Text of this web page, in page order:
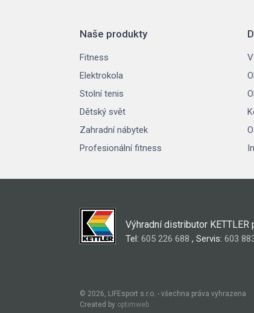
Naše produkty
Fitness
Elektrokola
Stolní tenis
Dětský svět
Zahradní nábytek
Profesionální fitness
Výhradní distributor KETTLER
Tel: 605 226 688 , Servis: 603
© 2026, LIFEsport s.r.o. - všechna práva vyhrazena
Created by optimweb